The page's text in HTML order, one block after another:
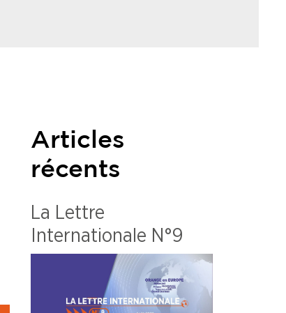
Articles
récents
La Lettre
Internationale N°9